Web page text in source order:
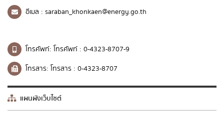
อีเมล : saraban_khonkaen@energy.go.th
โทรศัพท์: โทรศัพท์ : 0-4323-8707-9
โทรสาร: โทรสาร : 0-4323-8707
แผนผังเว็บไซต์